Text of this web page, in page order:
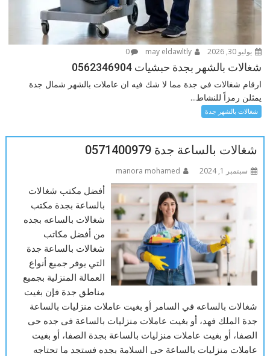
يوليو 30, 2026 may eldawltly
0
شغالات بالشهر بجدة حبشيات 0562346904
ارقام شغالات في جدة مما لا شك فيه ان عاملات بالشهر شمال جدة
يمثلن رمزاً للنشاط...
شغالات بالشهر جدة
شغالات بالساعة جدة 0571400979
سبتمبر 1, 2024 manora mohamed
أفضل مكتب شغالات
بالساعة بجدة مكتب
شغالات بالساعه بجده
من أفضل مكاتب
شغالات بالساعة جدة
التي يوفر جميع أنواع
العمالة المنزلية بجميع
مناطق جدة فإن بغيت
شغالات بالساعه في السامر أو بغيت عاملات منزليات بالساعة
جدة الملك فهد، أو بغيت عاملات منزليات بالساعة فى جده حى
الصفا، أو بغيت عاملات منزليات بالساعة بجدة الصفا، أو بغيت
عاملات منزليات بالساعة حى السلامة بجده فستجد ما تحتاجه